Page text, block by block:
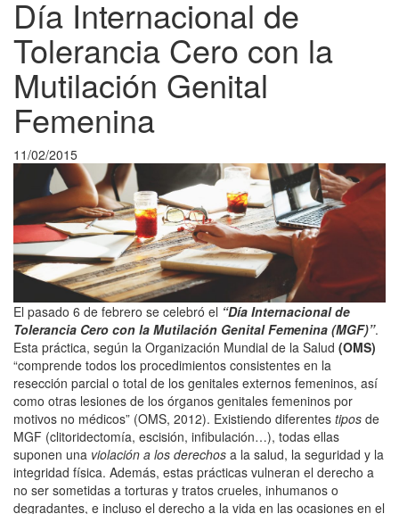
Día Internacional de
Tolerancia Cero con la
Mutilación Genital
Femenina
11/02/2015
El pasado 6 de febrero se celebró el “Día Internacional de
Tolerancia Cero con la Mutilación Genital Femenina (MGF)”.
Esta práctica, según la Organización Mundial de la Salud (OMS)
“comprende todos los procedimientos consistentes en la
resección parcial o total de los genitales externos femeninos, así
como otras lesiones de los órganos genitales femeninos por
motivos no médicos” (OMS, 2012). Existiendo diferentes tipos de
MGF (clitoridectomía, escisión, infibulación…), todas ellas
suponen una violación a los derechos a la salud, la seguridad y la
integridad física. Además, estas prácticas vulneran el derecho a
no ser sometidas a torturas y tratos crueles, inhumanos o
degradantes, e incluso el derecho a la vida en las ocasiones en el